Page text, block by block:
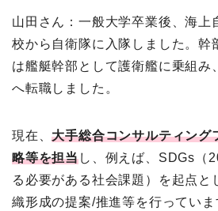
山田さん：一般大学卒業後、海上
校から自衛隊に入隊しました。幹
は艦艇幹部として護衛艦に乗組み
へ転職しました。
現在、大手総合コンサルティング
略等を担当し、例えば、SDGs（
る必要がある社会課題）を起点と
織形成の提案/推進等を行っていま